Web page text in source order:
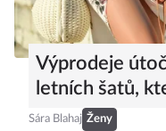
Výprodeje
letních šatů,
Sára Blahaj Ženy